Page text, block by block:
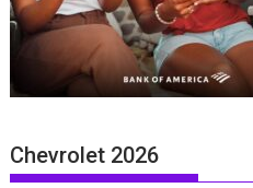
Chevrolet 2026